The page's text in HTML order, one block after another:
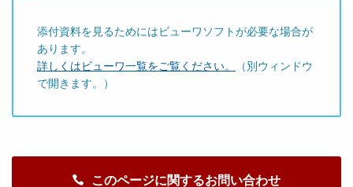
添付資料を見るためにはビューワソフトが必要な場合が
あります。
詳しくはビューワ一覧をご覧ください。
（別ウィンドウ
で開きます。）
このページに関するお問い合わせ